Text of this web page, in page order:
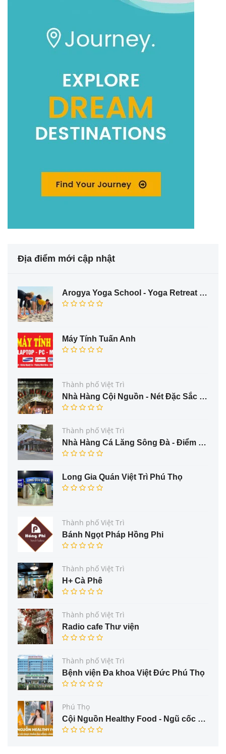
Địa điểm mới cập nhật
Arogya Yoga School - Yoga Retreat in Rishikesh
Máy Tính Tuấn Anh
Thành phố Việt Trì
Nhà Hàng Cội Nguồn - Nét Đặc Sắc Ẩm Thực Trung Du Phú Thọ
Thành phố Việt Trì
Nhà Hàng Cá Lăng Sông Đà - Điểm Đến Hấp Dẫn Cho Thực Khách Yêu Thích Cá Đặc Sản
Long Gia Quán Việt Trì Phú Thọ
Thành phố Việt Trì
Bánh Ngọt Pháp Hồng Phi
Thành phố Việt Trì
H+ Cà Phê
Thành phố Việt Trì
Radio cafe Thư viện
Thành phố Việt Trì
Bệnh viện Đa khoa Việt Đức Phú Thọ
Phú Thọ
Cội Nguồn Healthy Food - Ngũ cốc và thực phẩm ăn uống lành mạnh